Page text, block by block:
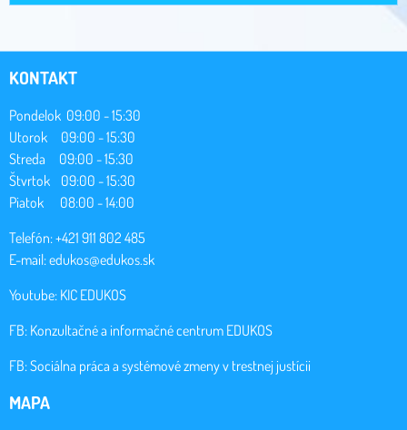
KONTAKT
Pondelok 09:00 - 15:30
Utorok 09:00 - 15:30
Streda 09:00 - 15:30
Štvrtok 09:00 - 15:30
Piatok 08:00 - 14:00
Telefón: +421 911 802 485
E-mail:edukos@edukos.sk
Youtube: KIC EDUKOS
FB: Konzultačné a informačné centrum EDUKOS
FB:Sociálna práca a systémové zmeny v trestnej justícii
MAPA